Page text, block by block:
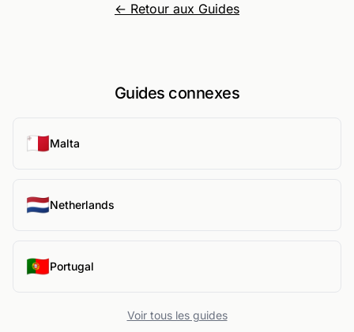
← Retour aux Guides
Guides connexes
🇲🇹Malta
🇳🇱Netherlands
🇵🇹Portugal
Voir tous les guides